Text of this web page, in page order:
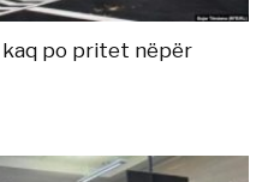
kaq po pritet nëpër